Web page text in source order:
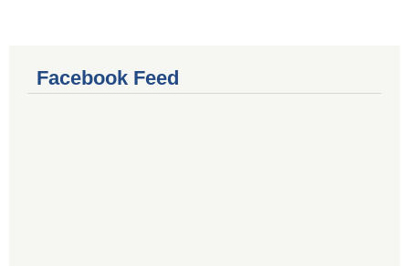
Facebook Feed